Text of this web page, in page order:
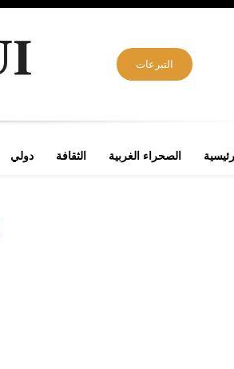
التبرعات
الصحراء الغربية الثقافة دولي